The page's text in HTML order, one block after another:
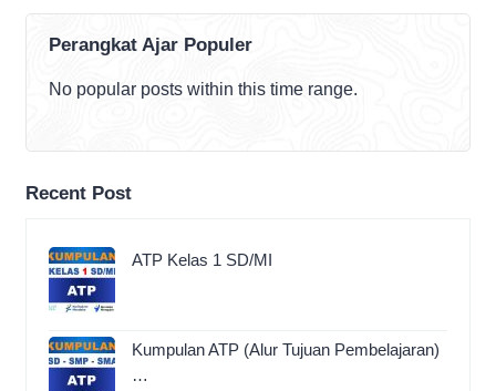
Perangkat Ajar Populer
No popular posts within this time range.
Recent Post
ATP Kelas 1 SD/MI
Kumpulan ATP (Alur Tujuan Pembelajaran)
…